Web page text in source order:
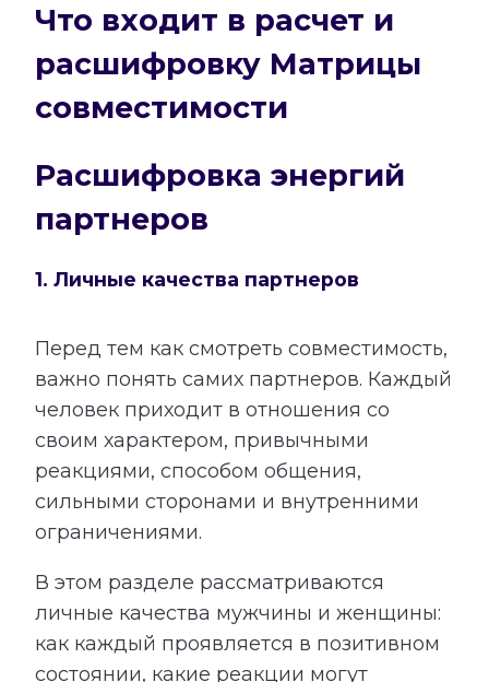
Что входит в расчет и
расшифровку Матрицы
совместимости
Расшифровка энергий
партнеров
1. Личные качества партнеров
Перед тем как смотреть совместимость,
важно понять самих партнеров. Каждый
человек приходит в отношения со
своим характером, привычными
реакциями, способом общения,
сильными сторонами и внутренними
ограничениями.
В этом разделе рассматриваются
личные качества мужчины и женщины:
как каждый проявляется в позитивном
состоянии, какие реакции могут